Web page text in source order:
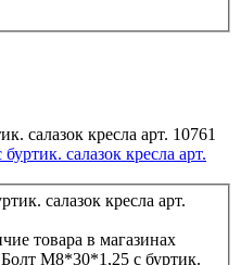
салазок кресла арт.
товара в магазинах
Болт М8*30*1,25 с буртик.